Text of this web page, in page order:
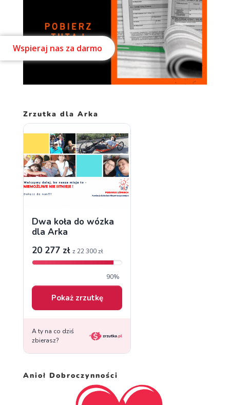
Zrzutka dla Arka
Anioł Dobroczynności
Wspieraj nas za darmo